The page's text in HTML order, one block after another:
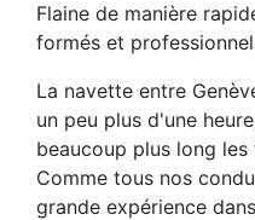
Flaine de manière
formés et
La navette entre
un peu plus d'une
beaucoup plus long les
Comme tous nos
grande expérience